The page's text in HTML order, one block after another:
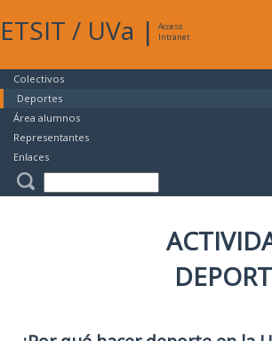
ETSIT / UVa |
Acceso
Intranet
Colectivos
Deportes
Área alumnos
Representantes
Enlaces